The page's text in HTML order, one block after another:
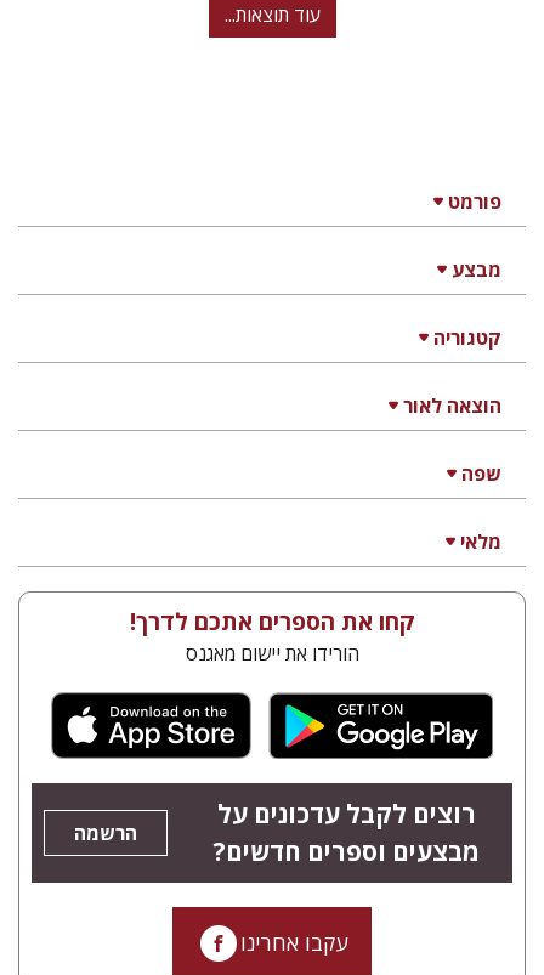
פורמט
מבצע
קטגוריה
הוצאה לאור
שפה
מלאי
עוד תוצאות...
קחו את הספרים אתכם לדרך!
הורידו את יישום מאגנס
רוצים לקבל עדכונים על
מבצעים וספרים חדשים?
הרשמה
עקבו אחרינו